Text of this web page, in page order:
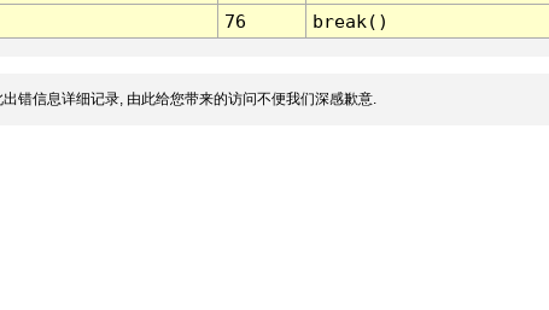
76 break()
错信息详细记录, 由此给您带来的访问不便我们深感歉意.